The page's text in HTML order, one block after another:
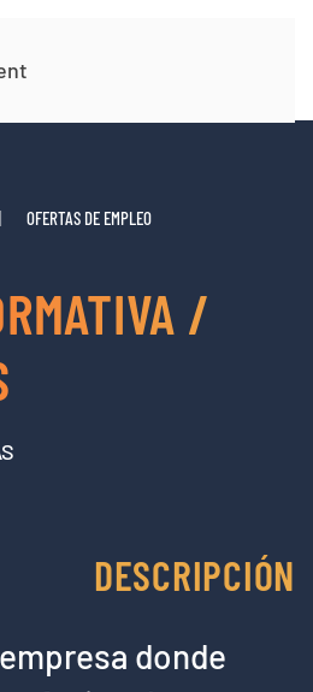
OFERTAS DE EMPLEO
/
DESCRIPCIÓN
donde